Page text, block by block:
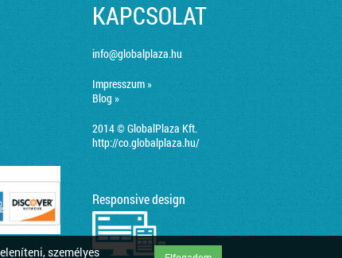
személyes
KAPCSOLAT
info@globalplaza.hu
Impresszum »
Blog »
2014 © GlobalPlaza Kft.
http://co.globalplaza.hu/
Responsive design